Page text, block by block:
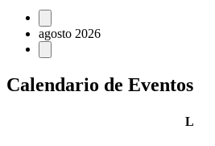
Eventos
agosto 2026
Calendario de Eventos
Llunes